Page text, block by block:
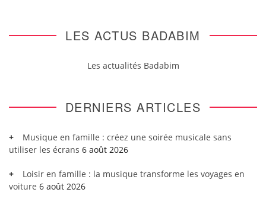
LES ACTUS BADABIM
Les actualités Badabim
DERNIERS ARTICLES
Musique en famille : créez une soirée musicale sans
utiliser les écrans 6 août 2026
Loisir en famille : la musique transforme les voyages en
voiture 6 août 2026